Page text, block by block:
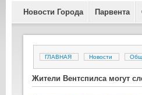
Новости Города Парвента
ГЛАВНАЯ Новости
Жители Вентспилса могут